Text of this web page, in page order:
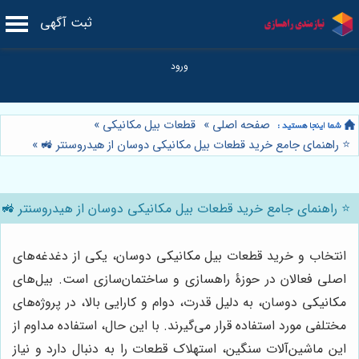
ثبت آگهی
صفحه اصلی » قطعات بیل مکانیکی »
⭐️ راهنمای جامع خرید قطعات بیل مکانیکی دوسان از هیدروسنتر 🚜 »
⭐️ راهنمای جامع خرید قطعات بیل مکانیکی دوسان از هیدروسنتر 🚜
انتخاب و خرید قطعات بیل مکانیکی دوسان، یکی از دغدغه‌های
اصلی فعالان در حوزۀ راهسازی و ساختمان‌سازی است. بیل‌های
مکانیکی دوسان، به دلیل قدرت، دوام و کارایی بالا، در پروژه‌های
مختلفی مورد استفاده قرار می‌گیرند. با این حال، استفاده مداوم از
این ماشین‌آلات سنگین، استهلاک قطعات را به دنبال دارد و نیاز